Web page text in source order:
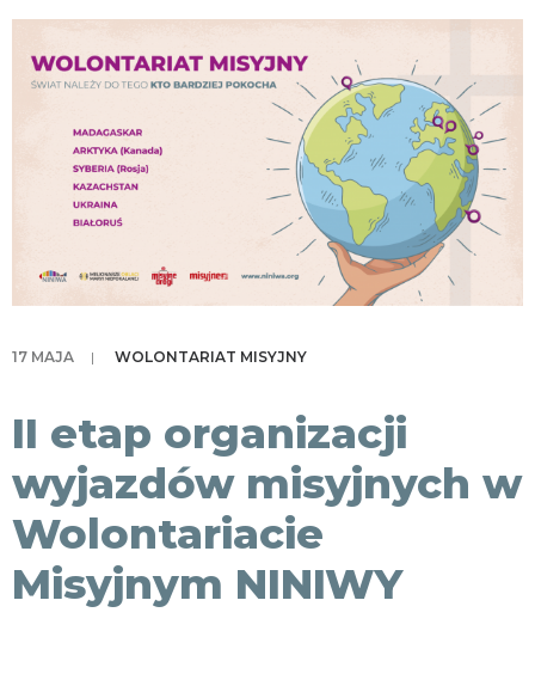
SKLEP
KONTAKT
17 MAJA | WOLONTARIAT MISYJNY
II etap organizacji
wyjazdów misyjnych w
Wolontariacie
Misyjnym NINIWY